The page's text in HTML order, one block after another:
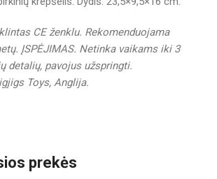
CE ženklu. Rekomenduojama
ĮSPĖJIMAS. Netinka vaikams iki 3
detalių, pavojus užspringti.
Toys, Anglija.
prekės